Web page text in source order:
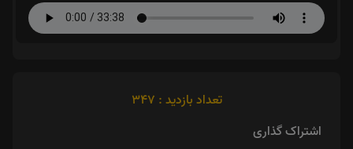
تعداد بازدید : 347
اشتراک گذاری